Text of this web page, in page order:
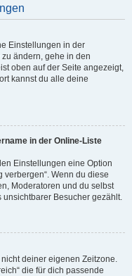
Einstellungen in der
ändern, gehe in den
oben auf der Seite angezeigt,
kannst du alle deine
in der Online-Liste
Einstellungen eine Option
verbergen“. Wenn du diese
Moderatoren und du selbst
Besucher gezählt.
deiner eigenen Zeitzone.
die für dich passende